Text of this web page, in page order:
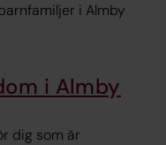
i Almby
i Almby
dig som är